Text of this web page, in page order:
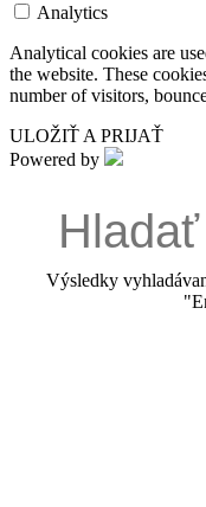
Analytics
Analytical cookies are
the website. These
number of visitors,
ULOŽIŤ A PRIJAŤ
Powered by
Výsledky